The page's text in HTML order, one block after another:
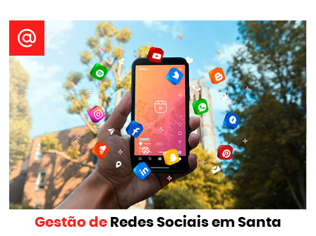
Gestão deRedes Sociais em Santa